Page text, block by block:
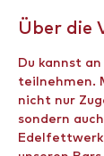
Über die
Du kannst
teilnehmen.
nicht nur
sondern